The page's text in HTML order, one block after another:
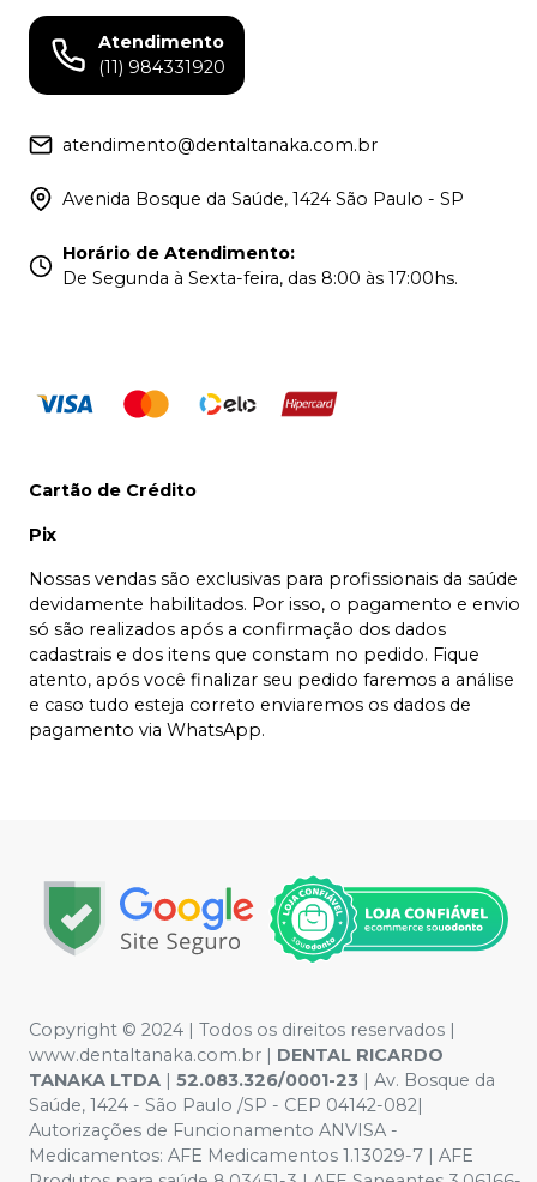
Atendimento
(11) 984331920
atendimento@dentaltanaka.com.br
Avenida Bosque da Saúde, 1424 São Paulo - SP
Horário de Atendimento:
De Segunda à Sexta-feira, das 8:00 às 17:00hs.
Cartão de Crédito
Pix
Nossas vendas são exclusivas para profissionais da saúde
devidamente habilitados. Por isso, o pagamento e envio
só são realizados após a confirmação dos dados
cadastrais e dos itens que constam no pedido. Fique
atento, após você finalizar seu pedido faremos a análise
e caso tudo esteja correto enviaremos os dados de
pagamento via WhatsApp.
Copyright © 2024 | Todos os direitos reservados |
www.dentaltanaka.com.br | DENTAL RICARDO
TANAKA LTDA | 52.083.326/0001-23 | Av. Bosque da
Saúde, 1424 - São Paulo /SP - CEP 04142-082|
Autorizações de Funcionamento ANVISA -
Medicamentos: AFE Medicamentos 1.13029-7 | AFE